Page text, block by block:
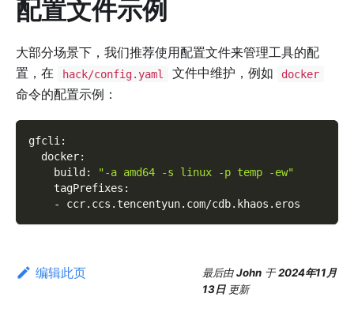
配置文件示例
大部分场景下，我们推荐使用配置文件来管理工具的配
置，在
hack/config.yaml 文件中维护，例如 docker
命令的配置示例：
gfcli :
docker:
build:
"-a amd64 -s linux -p temp -ew"
tagPrefixes :
-
ccr.ccs.tencentyun.com/cdb.khaos.eros
编辑此页 最后由John 于2024年11月
13日 更新